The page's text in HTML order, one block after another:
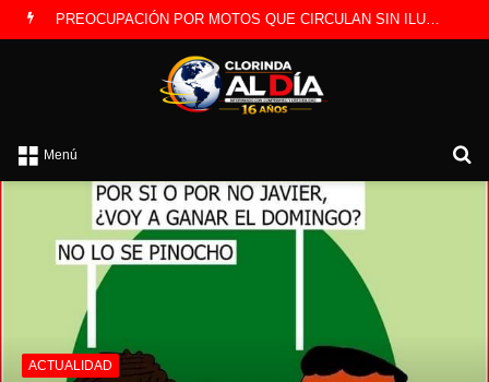
PREOCUPACIÓN POR MOTOS QUE CIRCULAN SIN ILUMINACIÓN
Menú
ACTUALIDAD